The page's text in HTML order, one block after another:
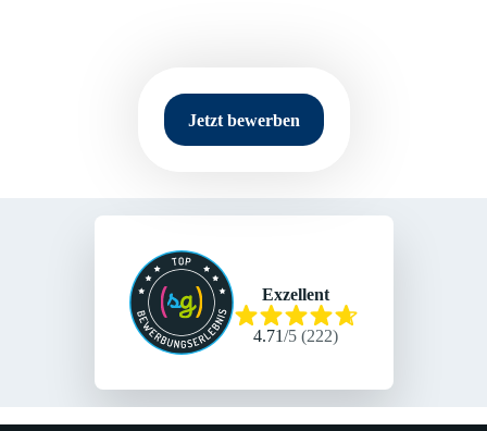
Jetzt bewerben
Exzellent
4.71/5 (222)